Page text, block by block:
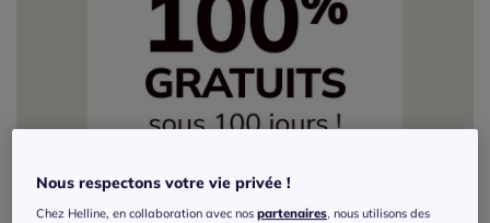
Nous respectons votre vie privée !
Chez Helline, en collaboration avec nospartenaires, nous utilisons des